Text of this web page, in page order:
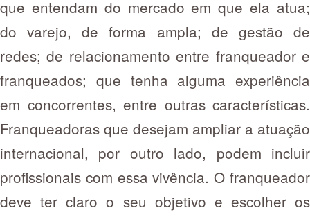
que entendam do mercado em que ela atua;
do varejo, de forma ampla; de gestão de
redes; de relacionamento entre franqueador e
franqueados; que tenha alguma experiência
em concorrentes, entre outras características.
Franqueadoras que desejam ampliar a atuação
internacional, por outro lado, podem incluir
profissionais com essa vivência. O franqueador
deve ter claro o seu objetivo e escolher os